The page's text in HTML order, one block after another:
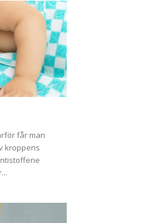
får man
kroppens